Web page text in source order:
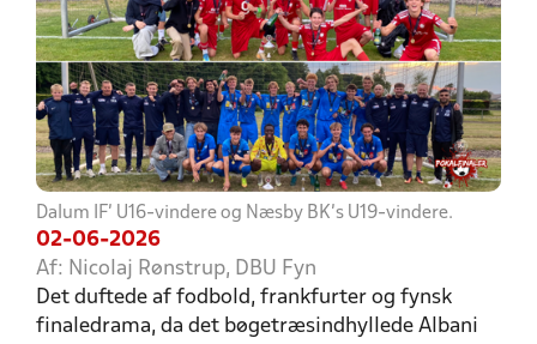
Dalum IF' U16-vindere og Næsby BK's U19-vindere.
02-06-2026
Af: Nicolaj Rønstrup, DBU Fyn
Det duftede af fodbold, frankfurter og fynsk
finaledrama, da det bøgetræsindhyllede Albani